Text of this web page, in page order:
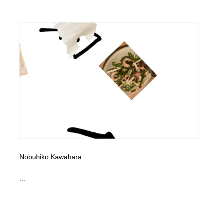
Nobuhiko Kawahara
...